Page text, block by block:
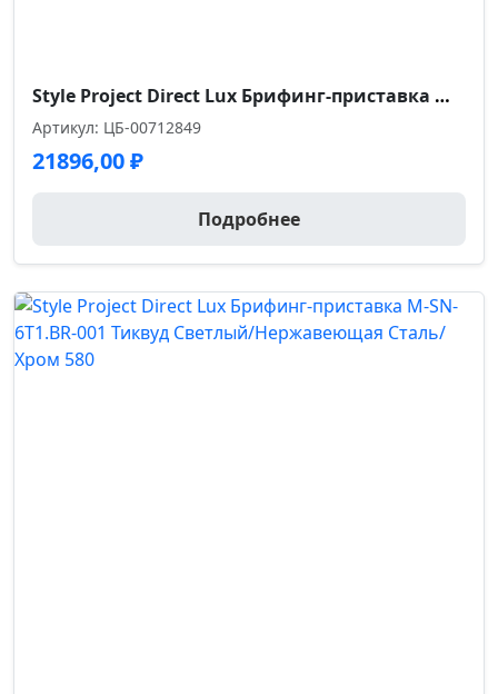
Style Project Direct Lux Брифинг-приставка M-SN-6T1.BR-003 Антрацит/Нержавеющая Сталь/Хром 980*600*7
Артикул: ЦБ-00712849
21896,00₽
Подробнее